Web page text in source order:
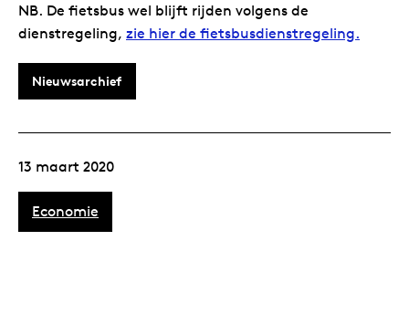
13 maart 2020
Economie
NB. De fietsbus wel blijft rijden volgens de
dienstregeling, zie hier de fietsbusdienstregeling.
Nieuwsarchief